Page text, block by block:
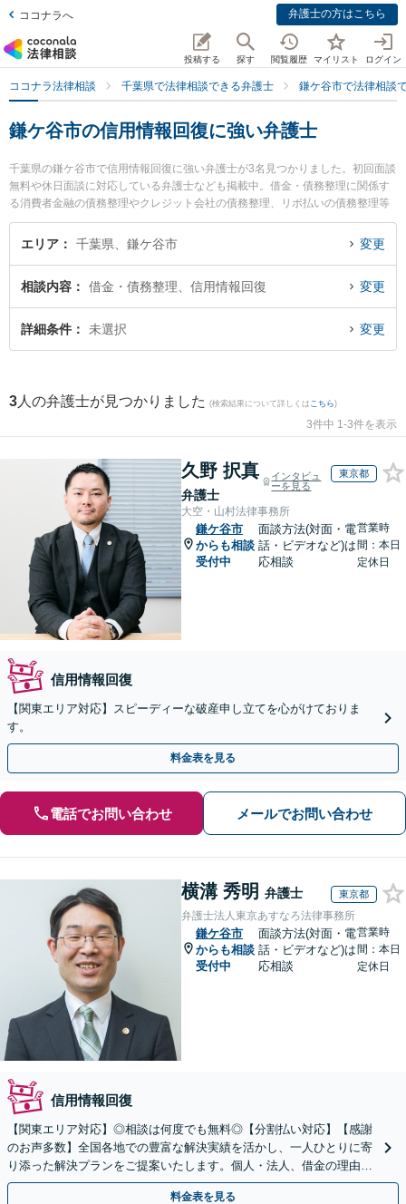
ココナラへ 弁護士の方はこちら
投稿する 探す 閲覧履歴 マイリスト ログイン
ココナラ法律相談 千葉県で法律相談できる弁護士 鎌ケ谷市で法律相談
鎌ケ谷市の信用情報回復に強い弁護士
千葉県の鎌ケ谷市で信用情報回復に強い弁護士が3名見つかりました。初回面談
無料や休日面談に対応している弁護士なども掲載中。借金・債務整理に関係す
る消費者金融の債務整理やクレジット会社の債務整理、リボ払いの債務整理等
の細かな分野での絞り込み検索もでき便利です。特にかまがや総合法律事務所
の奧村 裕子弁護士やかまがや総合法律事務所の新川 雄斗弁護士、かまがや総合
を今すぐに弁護士に相談したい』『信用情報回復のトラブル解決の実績豊富な
近くの弁護士を検索したい』『初回相談無料で信用情報回復を法律相談できる
鎌ケ谷市内の弁護士に相談予約したい』などでお困りの相談者さんにおすすめ
エリア 千葉県、鎌ケ谷市 変更
相談内容 借金・債務整理、信用情報回復 変更
詳細条件 未選択 変更
3 人の弁護士が見つかりました (検索結果について詳しくは こちら)
3件中 1-3件を表示
久野 択真
弁護士
インタビュ
ーを見る
東京都
大空・山村法律事務所
鎌ケ谷市
からも相談
受付中
面談方法(対面・電
話・ビデオなど)は
応相談
営業時
間：本日
定休日
信用情報回復
【関東エリア対応】スピーディーな破産申し立てを心がけておりま
す。
料金表を見る
電話でお問い合わせ メールでお問い合わせ
横溝 秀明 弁護士 東京都
弁護士法人東京あすなろ法律事務所
鎌ケ谷市
からも相談
受付中
面談方法(対面・電
話・ビデオなど)は
応相談
営業時
間：本日
定休日
信用情報回復
【関東エリア対応】◎相談は何度でも無料◎【分割払い対応】【感謝
のお声多数】全国各地での豊富な解決実績を活かし、一人ひとりに寄
り添った解決プランをご提案いたします。個人・法人、借金の理由に
問わず柔軟に対応しますので、まずはお気軽にご相談を
料金表を見る